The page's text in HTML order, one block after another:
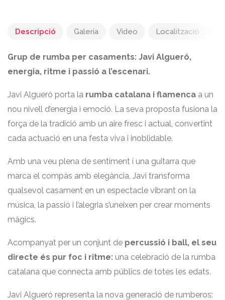
Descripció Galeria Video Localització
Grup de rumba per casaments: Javi Algueró,
energia, ritme i passió a l’escenari.
Javi Algueró porta la rumba catalana i flamenca a un
nou nivell d’energia i emoció. La seva proposta fusiona la
força de la tradició amb un aire fresc i actual, convertint
cada actuació en una festa viva i inoblidable.
Amb una veu plena de sentiment i una guitarra que
marca el compàs amb elegància, Javi transforma
qualsevol casament en un espectacle vibrant on la
música, la passió i l’alegria s’uneixen per crear moments
màgics.
Acompanyat per un conjunt de percussió i ball, el seu
directe és pur foc i ritme: una celebració de la rumba
catalana que connecta amb públics de totes les edats.
Javi Algueró representa la nova generació de rumberos: